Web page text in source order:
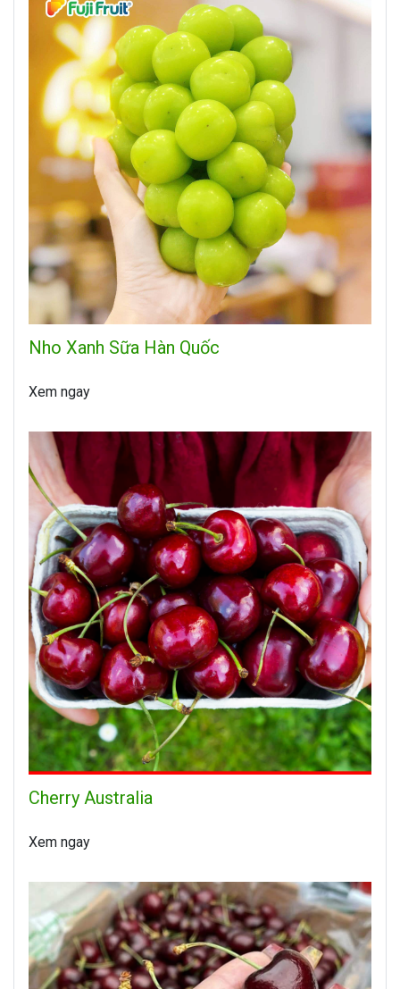
Nho Xanh Sữa Hàn Quốc
Xem ngay
Cherry Australia
Xem ngay